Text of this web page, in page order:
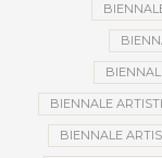
BIENNALE
BIENNALE